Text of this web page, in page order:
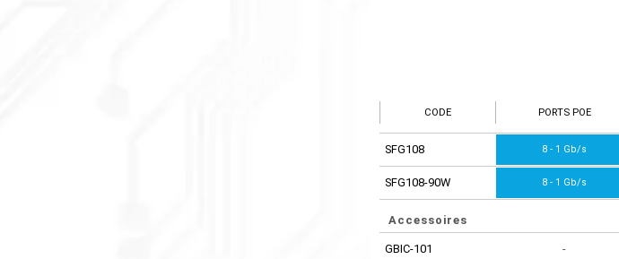
CODE PORTS POE
SFG108 8 - 1 Gb/s
SFG108-90W 8 - 1 Gb/s
Accessoires
GBIC-101 -